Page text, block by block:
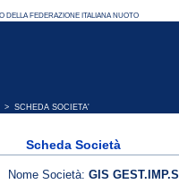
> SCHEDA SOCIETA'
Scheda Società
Nome Società: GIS